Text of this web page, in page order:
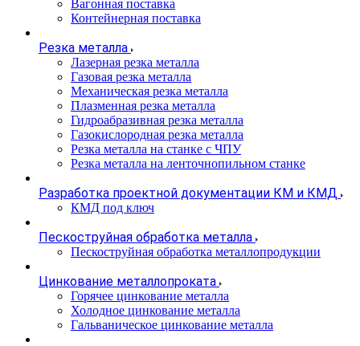
Вагонная поставка
Контейнерная поставка
Резка металла
Лазерная резка металла
Газовая резка металла
Механическая резка металла
Плазменная резка металла
Гидроабразивная резка металла
Газокислородная резка металла
Резка металла на станке с ЧПУ
Резка металла на ленточнопильном станке
Разработка проектной документации КМ и КМД
КМД под ключ
Пескоструйная обработка металла
Пескоструйная обработка металлопродукции
Цинкование металлопроката
Горячее цинкование металла
Холодное цинкование металла
Гальваническое цинкование металла